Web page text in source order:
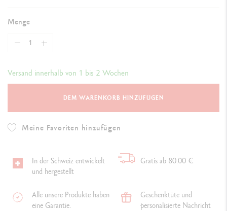
Menge
Versand innerhalb von 1 bis 2 Wochen
DEM WARENKORB HINZUFÜGEN
Meine Favoriten hinzufügen
In der Schweiz entwickelt
und hergestellt
Gratis ab 80.00 €
Alle unsere Produkte haben
eine Garantie.
Geschenktüte und
personalisierte Nachricht